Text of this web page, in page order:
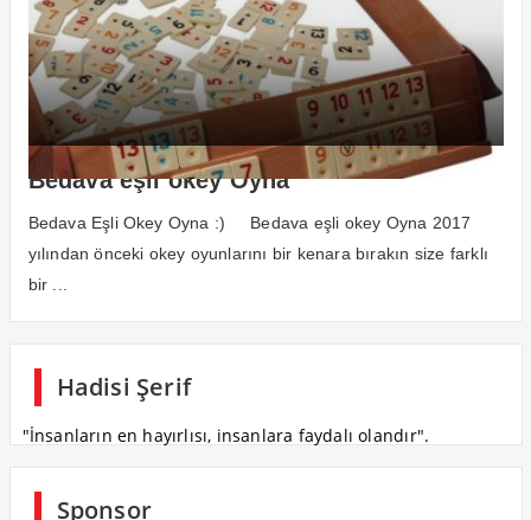
Bedava eşli okey Oyna
Bedava Eşli Okey Oyna :) Bedava eşli okey Oyna 2017
yılından önceki okey oyunlarını bir kenara bırakın size farklı
bir ...
Hadisi Şerif
"İnsanların en hayırlısı, insanlara faydalı olandır".
Sponsor